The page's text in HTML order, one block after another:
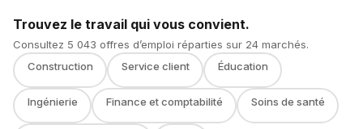
Trouvez le travail qui vous convient.
Consultez 5 043 offres d’emploi réparties sur 24 marchés.
Construction
Service client Éducation
Ingénierie Finance et comptabilité Soins de santé